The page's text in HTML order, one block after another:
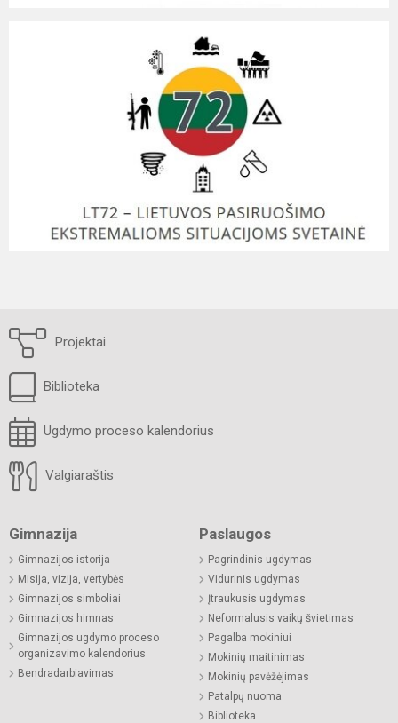
Projektai
Biblioteka
Ugdymo proceso kalendorius
Valgiaraštis
Gimnazija
Gimnazijos istorija
Misija, vizija, vertybės
Gimnazijos simboliai
Gimnazijos himnas
Gimnazijos ugdymo proceso
organizavimo kalendorius
Bendradarbiavimas
Paslaugos
Pagrindinis ugdymas
Vidurinis ugdymas
Įtraukusis ugdymas
Neformalusis vaikų švietimas
Pagalba mokiniui
Mokinių maitinimas
Mokinių pavėžėjimas
Patalpų nuoma
Biblioteka